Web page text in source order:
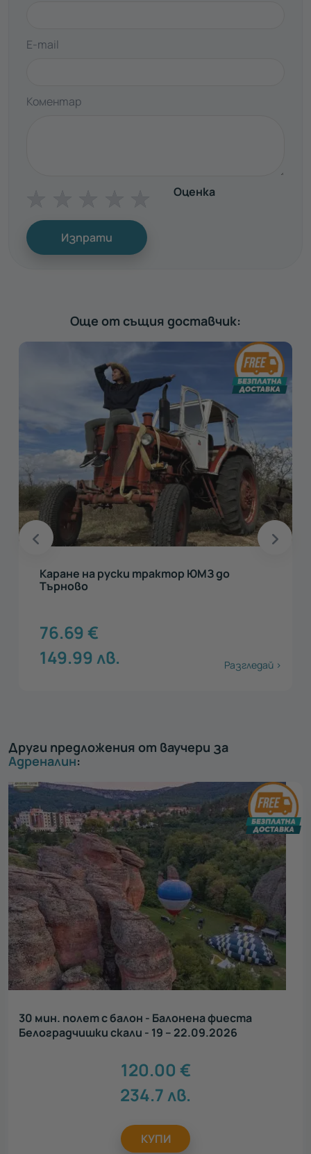
E-mail
Коментар
Оценка
Изпрати
Още от същия доставчик:
Каране на руски трактор ЮМЗ до
Търново
76.69 €
149.99 лв. Разгледай >
Други предложения от ваучери за
Адреналин:
30 мин. полет с балон - Балонена фиеста
Белоградчишки скали - 19 – 22.09.2026
120.00 €
234.7лв.
КУПИ